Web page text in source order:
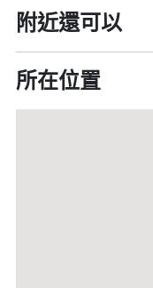
附近還可以
所在位置